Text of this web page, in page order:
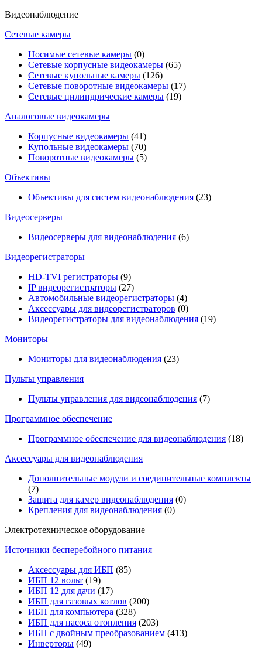
Видеонаблюдение
Сетевые камеры
Носимые сетевые камеры (0)
Сетевые корпусные видеокамеры (65)
Сетевые купольные камеры (126)
Сетевые поворотные видеокамеры (17)
Сетевые цилиндрические камеры (19)
Аналоговые видеокамеры
Корпусные видеокамеры (41)
Купольные видеокамеры (70)
Поворотные видеокамеры (5)
Объективы
Объективы для систем видеонаблюдения (23)
Видеосерверы
Видеосерверы для видеонаблюдения (6)
Видеорегистраторы
HD-TVI регистраторы (9)
IP видеорегистраторы (27)
Автомобильные видеорегистраторы (4)
Аксессуары для видеорегистраторов (0)
Видеорегистраторы для видеонаблюдения (19)
Мониторы
Мониторы для видеонаблюдения (23)
Пульты управления
Пульты управления для видеонаблюдения (7)
Программное обеспечение
Программное обеспечение для видеонаблюдения (18)
Аксессуары для видеонаблюдения
Дополнительные модули и соединительные комплекты
(7)
Защита для камер видеонаблюдения (0)
Крепления для видеонаблюдения (0)
Электротехническое оборудование
Источники бесперебойного питания
Аксессуары для ИБП (85)
ИБП 12 вольт (19)
ИБП 12 для дачи (17)
ИБП для газовых котлов (200)
ИБП для компьютера (328)
ИБП для насоса отопления (203)
ИБП с двойным преобразованием (413)
Инверторы (49)